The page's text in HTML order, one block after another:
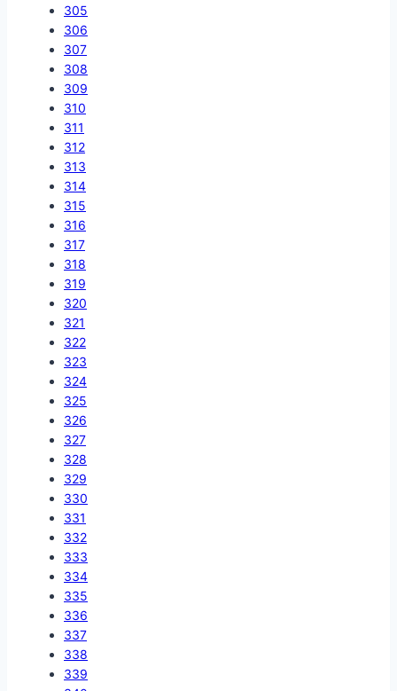
305
306
307
308
309
310
311
312
313
314
315
316
317
318
319
320
321
322
323
324
325
326
327
328
329
330
331
332
333
334
335
336
337
338
339